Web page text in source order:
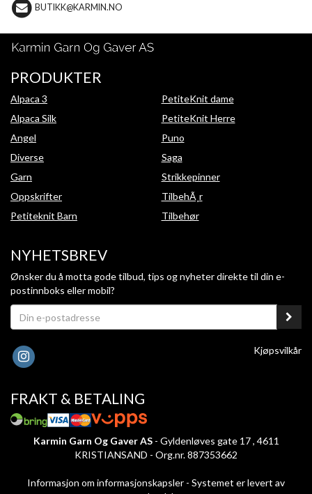
BUTIKK@KARMIN.NO
PRODUKTER
Alpaca 3
Alpaca Silk
Angel
Diverse
Garn
Oppskrifter
Petiteknit Barn
PetiteKnit dame
PetiteKnit Herre
Puno
Saga
Strikkepinner
TilbehÃ¸r
Tilbehør
NYHETSBREV
Ønsker du å motta gode tilbud, tips og nyheter direkte til din e-
postinnboks eller mobil?
Kjøpsvilkår
FRAKT & BETALING
Karmin Garn Og Gaver AS- Gyldenløves gate 17 , 4611
KRISTIANSAND - Org.nr. 887353662
Informasjon om informasjonskapsler - Systemet er levert av